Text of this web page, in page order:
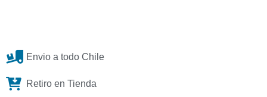
Envio a todo Chile
Retiro en Tienda